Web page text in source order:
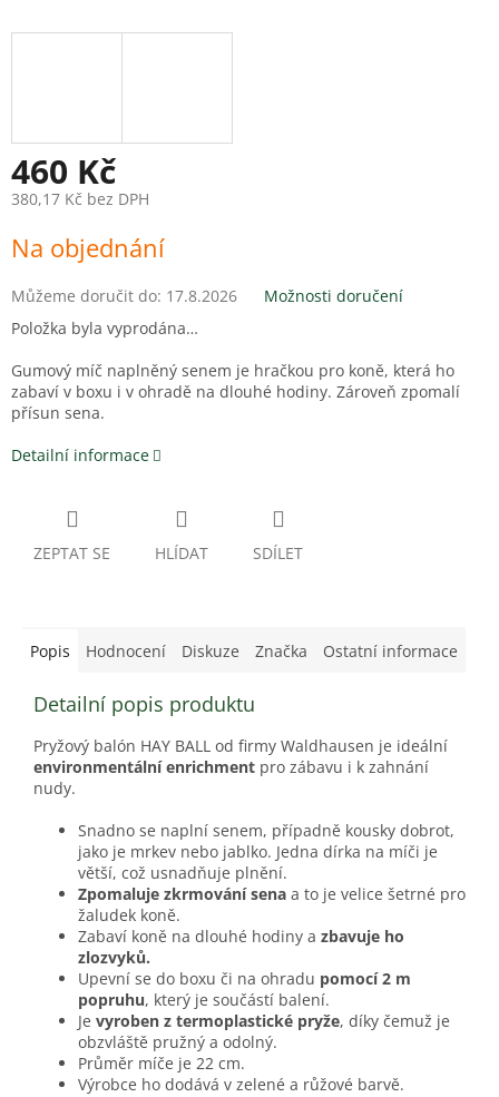
460 Kč
380,17 Kč bez DPH
cena:
Na objednání
Můžeme doručit do: 17.8.2026
Možnosti doručení
Položka byla vyprodána…
Gumový míč naplněný senem je hračkou pro koně, která ho
zabaví v boxu i v ohradě na dlouhé hodiny. Zároveň zpomalí
přísun sena.
Detailní informace
ZEPTAT SE HLÍDAT SDÍLET
Popis Hodnocení Diskuze Značka Ostatní informace
Detailní popis produktu
Pryžový balón HAY BALL od firmy Waldhausen je ideální
environmentální enrichment pro zábavu i k zahnání
nudy.
Snadno se naplní senem, případně kousky dobrot,
jako je mrkev nebo jablko. Jedna dírka na míči je
větší, což usnadňuje plnění.
Zpomaluje zkrmování sena a to je velice šetrné pro
žaludek koně.
Zabaví koně na dlouhé hodiny a zbavuje ho
zlozvyků.
Upevní se do boxu či na ohradu pomocí 2 m
popruhu, který je součástí balení.
Je vyroben z termoplastické pryže, díky čemuž je
obzvláště pružný a odolný.
Průměr míče je 22 cm.
Výrobce ho dodává v zelené a růžové barvě.